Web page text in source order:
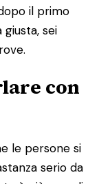
il primo
sei
con
le persone si
serio da